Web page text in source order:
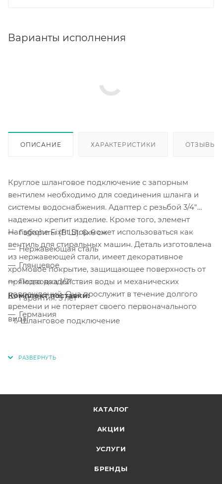
Варианты исполнения
ОПИСАНИЕ ХАРАКТЕРИСТИКИ ОТЗЫВЫ
Круглое шланговое подключение с запорным
вентилем необходимо для соединения шланга и
системы водоснабжения. Адаптер с резьбой 3/4"
надежно крепит изделие. Кроме того, элемент
Hansgrohe Fixfit Stop может использоваться как
вентиль для стиральных машин. Деталь изготовлена
из нержавеющей стали, имеет декоративное
хромовое покрытие, защищающее поверхность от
прямого воздействия воды и механических
повреждений. Она прослужит в течение долгого
времени и не потеряет своего первоначального
вида.
Габариты (В Ш): 6x6 см
Нержавеющая сталь
Глянцевое
Подводка 1/2"
Гарантия: 5 лет
Германия
Комплект поставки:
Шланговое подключение
КАТАЛОГ
АКЦИИ
УСЛУГИ
БРЕНДЫ